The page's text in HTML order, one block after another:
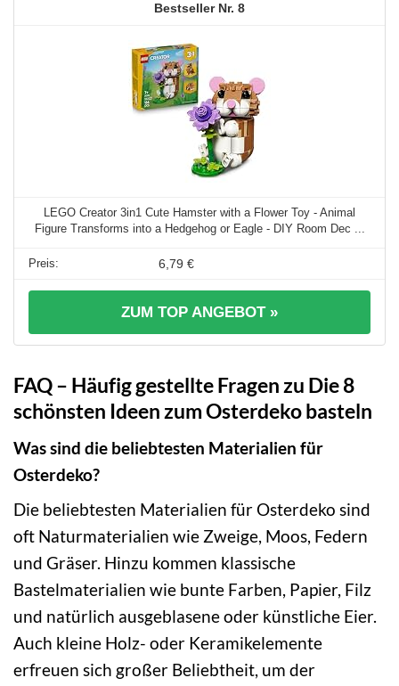
8
LEGO Creator 3in1 Cute Hamster with a Flower Toy - Animal
Figure Transforms into a Hedgehog or Eagle - DIY Room Dec ...
6,79 €
ZUM TOP ANGEBOT »
FAQ – Häufig gestellte Fragen zu Die 8
schönsten Ideen zum Osterdeko basteln
Was sind die beliebtesten Materialien für
Osterdeko?
Die beliebtesten Materialien für Osterdeko sind
oft Naturmaterialien wie Zweige, Moos, Federn
und Gräser. Hinzu kommen klassische
Bastelmaterialien wie bunte Farben, Papier, Filz
und natürlich ausgeblasene oder künstliche Eier.
Auch kleine Holz- oder Keramikelemente
erfreuen sich großer Beliebtheit, um der